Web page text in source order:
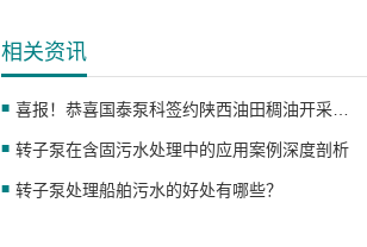
相关资讯
转子泵在含固污水处理中的应用案例深度剖析
转子泵处理船舶污水的好处有哪些？